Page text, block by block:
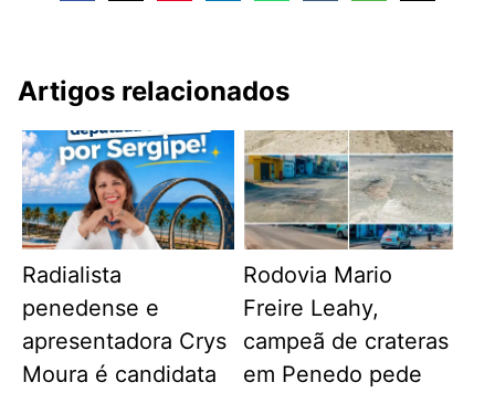
Artigos relacionados
Radialista
penedense e
apresentadora Crys
Moura é candidata
Rodovia Mario
Freire Leahy,
campeã de crateras
em Penedo pede